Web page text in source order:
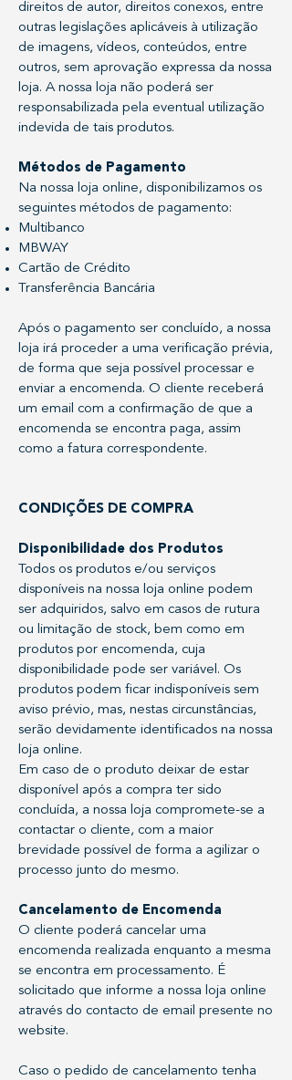
direitos de autor, direitos conexos, entre
outras legislações aplicáveis à utilização
de imagens, vídeos, conteúdos, entre
outros, sem aprovação expressa da nossa
loja. A nossa loja não poderá ser
responsabilizada pela eventual utilização
indevida de tais produtos.
Métodos de Pagamento
Na nossa loja online, disponibilizamos os
seguintes métodos de pagamento:
Multibanco
MBWAY
Cartão de Crédito
Transferência Bancária
Após o pagamento ser concluído, a nossa
loja irá proceder a uma verificação prévia,
de forma que seja possível processar e
enviar a encomenda. O cliente receberá
um email com a confirmação de que a
encomenda se encontra paga, assim
como a fatura correspondente.
CONDIÇÕES DE COMPRA
Disponibilidade dos Produtos
Todos os produtos e/ou serviços
disponíveis na nossa loja online podem
ser adquiridos, salvo em casos de rutura
ou limitação de stock, bem como em
produtos por encomenda, cuja
disponibilidade pode ser variável. Os
produtos podem ficar indisponíveis sem
aviso prévio, mas, nestas circunstâncias,
serão devidamente identificados na nossa
loja online.
Em caso de o produto deixar de estar
disponível após a compra ter sido
concluída, a nossa loja compromete-se a
contactar o cliente, com a maior
brevidade possível de forma a agilizar o
processo junto do mesmo.
Cancelamento de Encomenda
O cliente poderá cancelar uma
encomenda realizada enquanto a mesma
se encontra em processamento. É
solicitado que informe a nossa loja online
através do contacto de email presente no
website.
Caso o pedido de cancelamento tenha